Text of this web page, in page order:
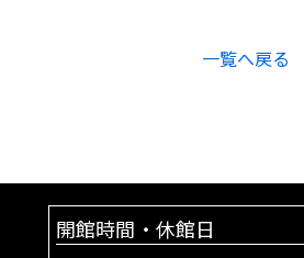
一覧へ戻る
開館時間・休館日